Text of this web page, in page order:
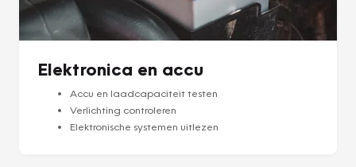
Elektronica en accu
Accu en laadcapaciteit testen
Verlichting controleren
Elektronische systemen uitlezen